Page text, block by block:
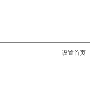
设置首页 -